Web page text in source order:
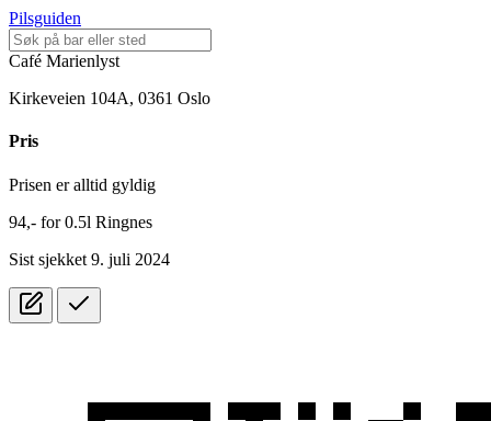
Pilsguiden
Café Marienlyst
Kirkeveien 104A, 0361 Oslo
Pris
Prisen er alltid gyldig
94,- for0.5l Ringnes
Sist sjekket 9. juli 2024